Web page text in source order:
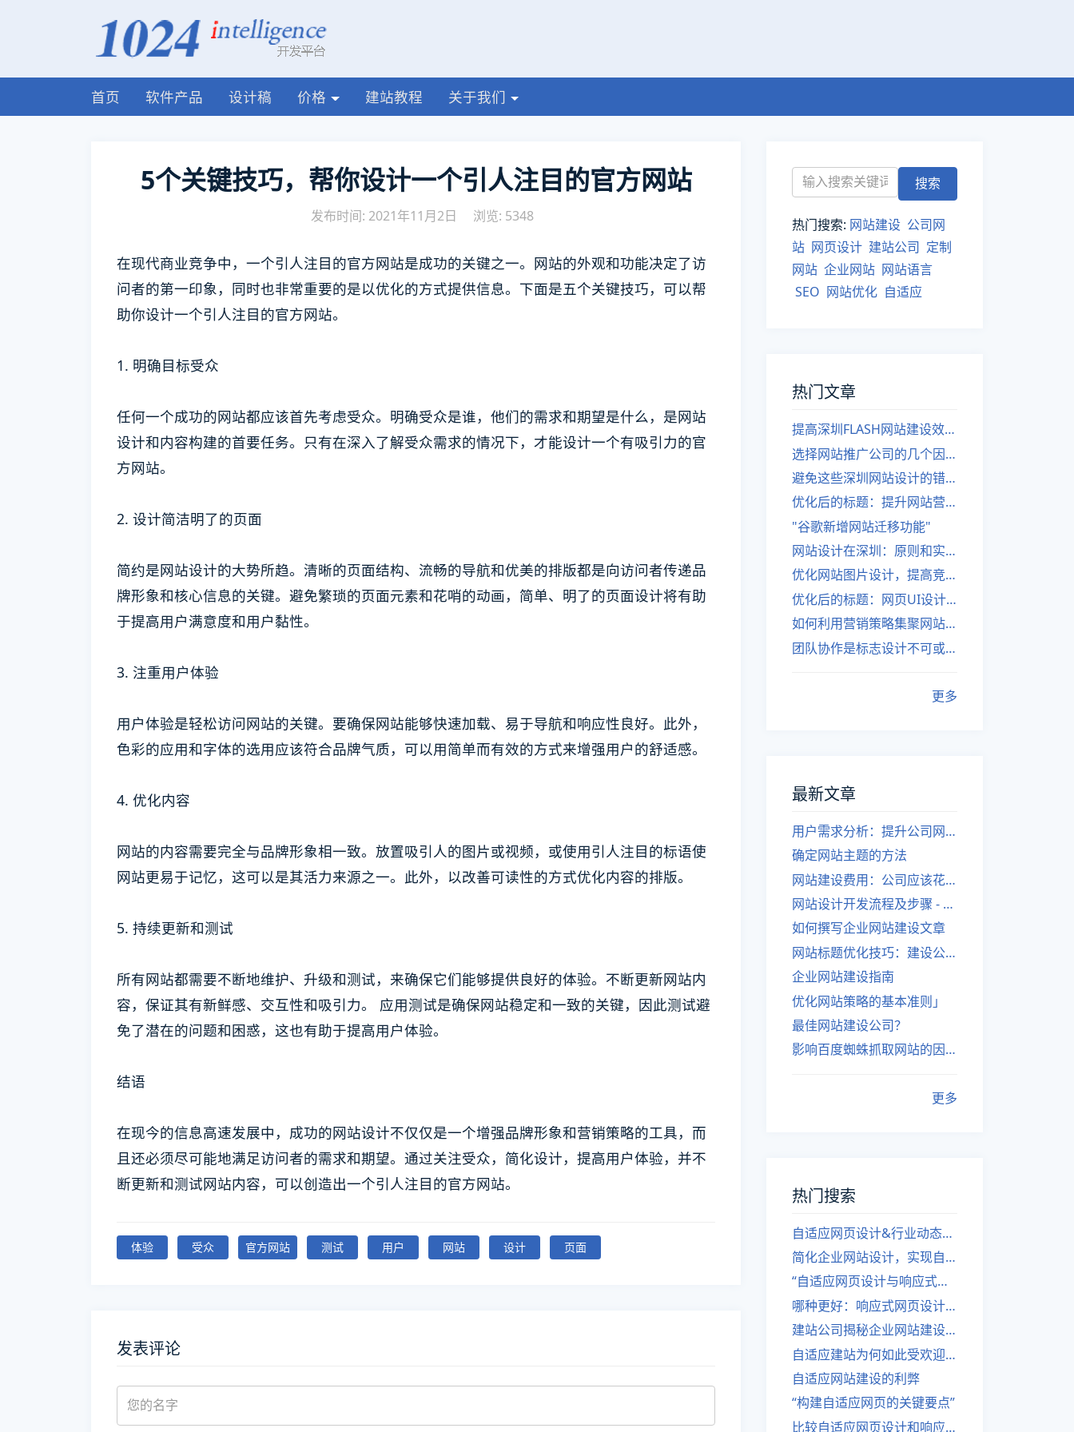
首页 软件产品 设计稿 价格 建站教程 关于我们
5个关键技巧，帮你设计一个引人注目的官方网站
发布时间: 2021年11月2日 浏览: 5348
在现代商业竞争中，一个引人注目的官方网站是成功的关键之一。网站的外观和功能决定了访
问者的第一印象，同时也非常重要的是以优化的方式提供信息。下面是五个关键技巧，可以帮
助你设计一个引人注目的官方网站。
1. 明确目标受众
任何一个成功的网站都应该首先考虑受众。明确受众是谁，他们的需求和期望是什么，是网站
设计和内容构建的首要任务。只有在深入了解受众需求的情况下，才能设计一个有吸引力的官
方网站。
2. 设计简洁明了的页面
简约是网站设计的大势所趋。清晰的页面结构、流畅的导航和优美的排版都是向访问者传递品
牌形象和核心信息的关键。避免繁琐的页面元素和花哨的动画，简单、明了的页面设计将有助
于提高用户满意度和用户黏性。
3. 注重用户体验
用户体验是轻松访问网站的关键。要确保网站能够快速加载、易于导航和响应性良好。此外，
色彩的应用和字体的选用应该符合品牌气质，可以用简单而有效的方式来增强用户的舒适感。
4. 优化内容
网站的内容需要完全与品牌形象相一致。放置吸引人的图片或视频，或使用引人注目的标语使
网站更易于记忆，这可以是其活力来源之一。此外，以改善可读性的方式优化内容的排版。
5. 持续更新和测试
所有网站都需要不断地维护、升级和测试，来确保它们能够提供良好的体验。不断更新网站内
容，保证其有新鲜感、交互性和吸引力。 应用测试是确保网站稳定和一致的关键，因此测试避
免了潜在的问题和困惑，这也有助于提高用户体验。
结语
在现今的信息高速发展中，成功的网站设计不仅仅是一个增强品牌形象和营销策略的工具，而
且还必须尽可能地满足访问者的需求和期望。通过关注受众，简化设计，提高用户体验，并不
断更新和测试网站内容，可以创造出一个引人注目的官方网站。
体验 受众 官方网站 测试 用户 网站 设计 页面
发表评论
热门搜索: 网站建设 公司网
站 网页设计 建站公司 定制
网站 企业网站 网站语言
SEO 网站优化 自适应
热门文章
提高深圳FLASH网站建设效率的建议
选择网站推广公司的几个因素
避免这些深圳网站设计的错误
优化后的标题：提升网站营销绩效的策略
"谷歌新增网站迁移功能"
网站设计在深圳：原则和实践
优化网站图片设计，提高竞争力
优化后的标题：网页UI设计与APP UI设计应用软件
如何利用营销策略集聚网站流量
团队协作是标志设计不可或缺的一部分
更多
最新文章
用户需求分析：提升公司网站建设效果
确定网站主题的方法
网站建设费用：公司应该花费多少？
网站设计开发流程及步骤 - 优化后的标题
如何撰写企业网站建设文章
网站标题优化技巧：建设公司的专业指导
企业网站建设指南
优化网站策略的基本准则」
最佳网站建设公司？
影响百度蜘蛛抓取网站的因素有哪些？
更多
热门搜索
自适应网页设计&行业动态，关注建站。
简化企业网站设计，实现自适应设计的方法
“自适应网页设计与响应式网站建设的异同”
哪种更好：响应式网页设计还是自适应网站？
建站公司揭秘企业网站建设核心原则
自适应建站为何如此受欢迎？
自适应网站建设的利弊
“构建自适应网页的关键要点”
比较自适应网页设计和响应式网站的差异